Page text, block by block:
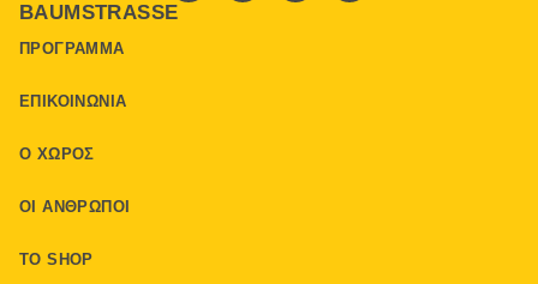
BAUMSTRASSE
ΠΡΌΓΡΑΜΜΑ
ΕΠΙΚΟΙΝΩΝΊΑ
Ο ΧΏΡΟΣ
ΟΙ ΆΝΘΡΩΠΟΙ
ΤΟ SHOP